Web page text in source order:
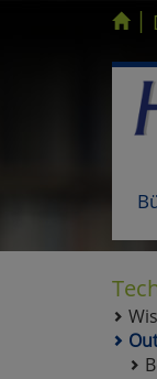
Kompletten Head der
|